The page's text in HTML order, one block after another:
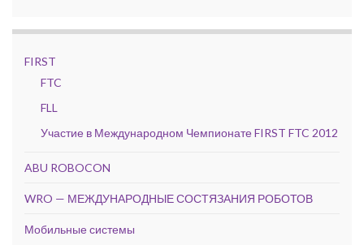
FIRST
FTC
FLL
Участие в Международном Чемпионате FIRST FTC 2012
ABU ROBOCON
WRO — МЕЖДУНАРОДНЫЕ СОСТЯЗАНИЯ РОБОТОВ
Мобильные системы